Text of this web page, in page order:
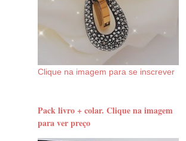
Clique na imagem para se inscrever
Pack livro + colar. Clique na imagem
para ver preço